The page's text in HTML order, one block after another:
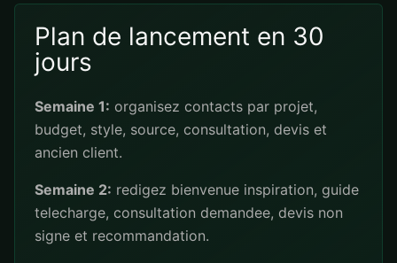
Plan de lancement en 30
jours
Semaine 1: organisez contacts par projet,
budget, style, source, consultation, devis et
ancien client.
Semaine 2: redigez bienvenue inspiration, guide
telecharge, consultation demandee, devis non
signe et recommandation.